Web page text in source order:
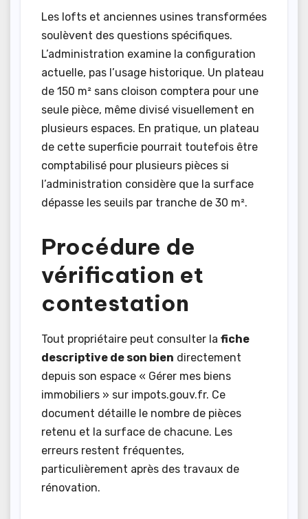
Les lofts et anciennes usines transformées
soulèvent des questions spécifiques.
L’administration examine la configuration
actuelle, pas l’usage historique. Un plateau
de 150 m² sans cloison comptera pour une
seule pièce, même divisé visuellement en
plusieurs espaces. En pratique, un plateau
de cette superficie pourrait toutefois être
comptabilisé pour plusieurs pièces si
l’administration considère que la surface
dépasse les seuils par tranche de 30 m².
Procédure de
vérification et
contestation
Tout propriétaire peut consulter la fiche
descriptive de son bien directement
depuis son espace « Gérer mes biens
immobiliers » sur impots.gouv.fr. Ce
document détaille le nombre de pièces
retenu et la surface de chacune. Les
erreurs restent fréquentes,
particulièrement après des travaux de
rénovation.